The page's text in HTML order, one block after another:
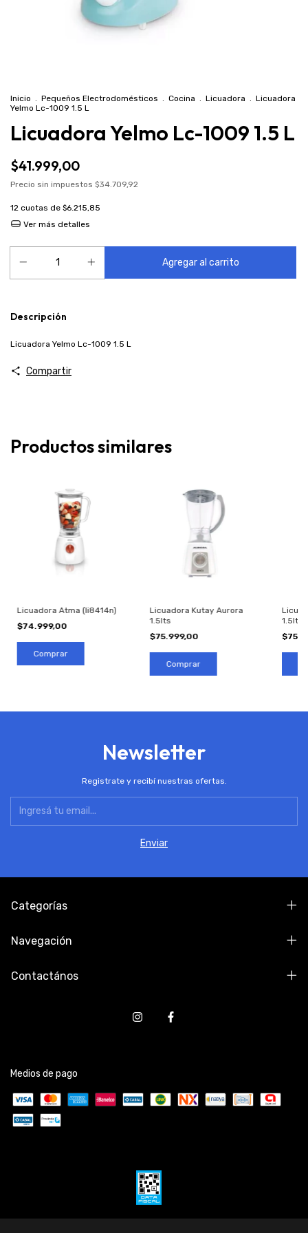
Inicio . Pequeños Electrodomésticos . Cocina . Licuadora . Licuadora
Yelmo Lc-1009 1.5 L
Licuadora Yelmo Lc-1009 1.5 L
$41.999,00
Precio sin impuestos $34.709,92
12 cuotas de $6.215,85
Ver más detalles
Descripción
Licuadora Yelmo Lc-1009 1.5 L
Compartir
Productos similares
Licuadora Atma (li8414n)
$74.999,00
Licuadora Kutay Aurora
1.5lts
$75.999,00
1.5lts
Newsletter
Registrate y recibí nuestras ofertas.
Categorías
Navegación
Contactános
Medios de pago